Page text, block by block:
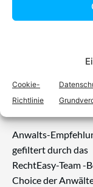
Cookie-
Richtlinie
Fachexperten auf
Anwalts-
gefiltert durch das
RechtEasy-Team -
Choice der